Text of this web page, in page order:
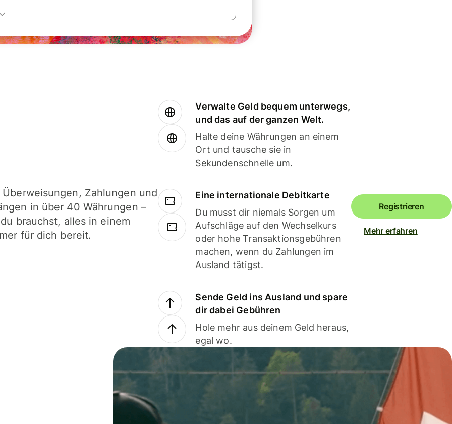
Zahlungen und
in über 40 Währungen –
brauchst, alles in einem
für dich bereit.
Verwalte Geld bequem unterwegs,
und das auf der ganzen Welt.
Halte deine Währungen an einem
Ort und tausche sie in
Sekundenschnelle um.
Eine internationale Debitkarte
Du musst dir niemals Sorgen um
Aufschläge auf den Wechselkurs
oder hohe Transaktionsgebühren
machen, wenn du Zahlungen im
Ausland tätigst.
Sende Geld ins Ausland und spare
dir dabei Gebühren
Hole mehr aus deinem Geld heraus,
egal wo.
Registrieren
Mehr erfahren